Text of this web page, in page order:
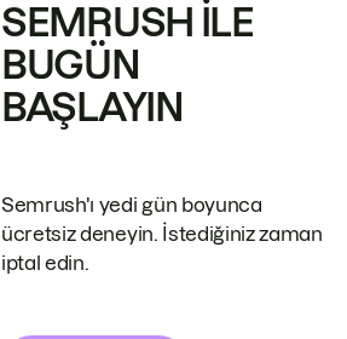
SEMRUSH ILE
BUGÜN
BAŞLAYIN
Semrush'ı yedi gün boyunca
ücretsiz deneyin. İstediğiniz zaman
iptal edin.